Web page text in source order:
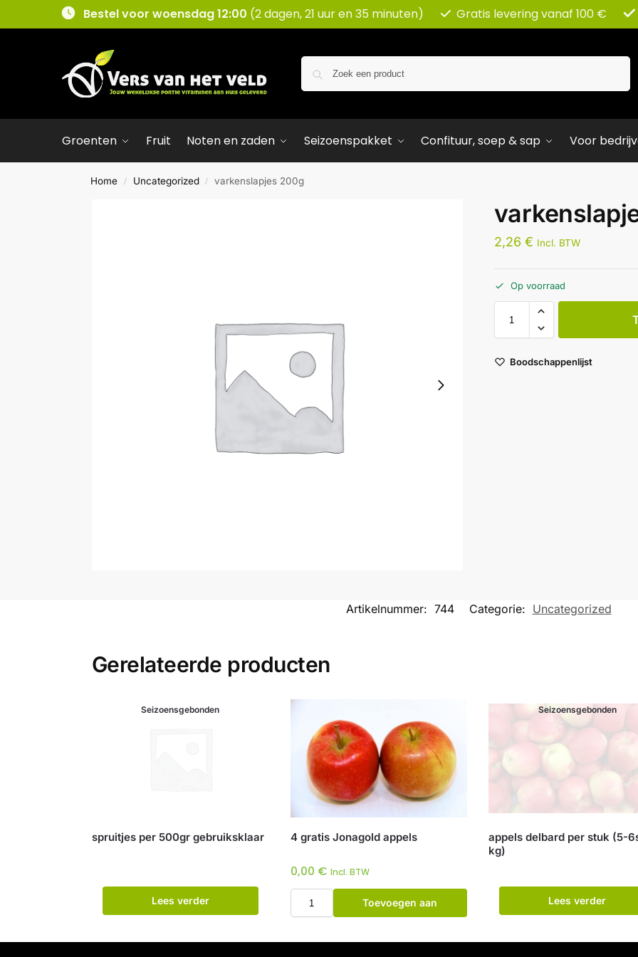
Bestel voor woensdag 12:00 (2 dagen, 21 uur en 35 minuten) Gratis levering vanaf 100 €
Groenten Fruit Noten en zaden Seizoenspakket Confituur, soep & sap Voor
Home / Uncategorized / varkenslapjes 200g
2,26 € Incl. BTW
Op voorraad
Boodschappenlijst
Artikelnummer: 744 Categorie: Uncategorized
Gerelateerde producten
Seizoensgebonden
spruitjes per 500gr gebruiksklaar
Lees verder
4 gratis Jonagold appels
0,00 € Incl. BTW
Toevoegen aan
Seizoensgebonden
appels delbard per stuk (5-
kg)
Lees verder